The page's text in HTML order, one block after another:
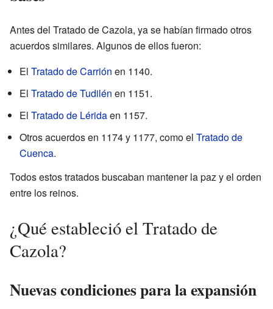
Antes del Tratado de Cazola, ya se habían firmado otros
acuerdos similares. Algunos de ellos fueron:
El Tratado de Carrión en 1140.
El Tratado de Tudilén en 1151.
El Tratado de Léridaen 1157.
Otros acuerdos en 1174 y 1177, como el Tratado de
Cuenca.
Todos estos tratados buscaban mantener la paz y el orden
entre los reinos.
¿Qué estableció el Tratado de
Cazola?
Nuevas condiciones para la expansión